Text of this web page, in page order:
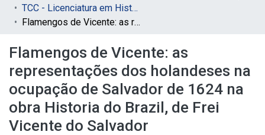
TCC - Licenciatura em História (Sede)
Flamengos de Vicente: as representações dos holandeses na ocupação de Salvador de 1624 na obra Historia do Brazil, de Frei Vicente do Salvador
Flamengos de Vicente: as
representações dos holandeses na
ocupação de Salvador de 1624 na
obra Historia do Brazil, de Frei
Vicente do Salvador